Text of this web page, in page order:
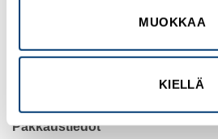
MUOKKAA
KIELLÄ
Iskunkestävyys: 30 gn (kesto = 18
kiihtyvyys IEC 60068-2-27
Pakkaustiedot